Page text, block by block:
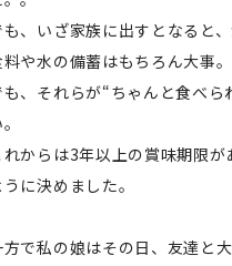
も、いざ家族に出すとなると、
や水の備蓄はもちろん大事。
も、それらが“ちゃんと食べ
れからは3年以上の賞味期限
うに決めました。
方で私の娘はその日、友達と